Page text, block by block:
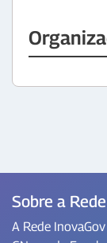
Sobre a
A Rede